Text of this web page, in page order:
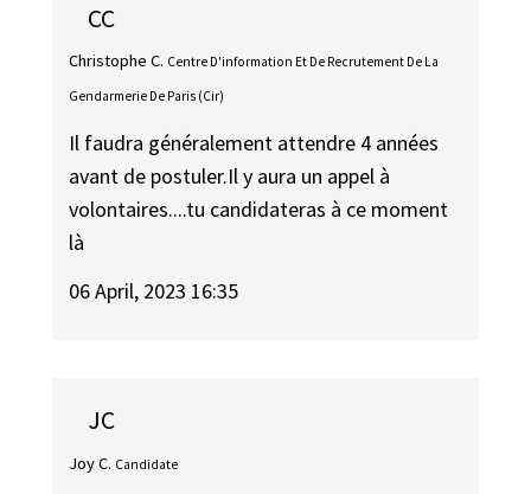
CC
Christophe C. Centre D'information Et De Recrutement De La
Gendarmerie De Paris (Cir)
Il faudra généralement attendre 4 années
avant de postuler.Il y aura un appel à
volontaires....tu candidateras à ce moment
là
06 April, 2023 16:35
JC
Joy C. Candidate